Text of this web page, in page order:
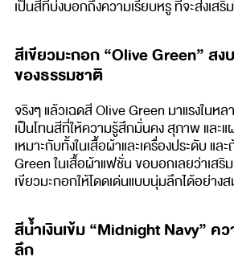
เป็นสีที่บ่งบอกถึงความเรียบหรู ที่จะส่งเ
สีเขียวมะกอก “Olive Green” ส
ของธรรมชาติ
จริงๆ แล้วเฉดสี Olive Green มาแรงในห
เป็นโทนสีที่ให้ความรู้สึกมั่นคง สุภาพ และ
เหมาะกับทั้งในเสื้อผ้าและเครื่องประดับ แล
Green ในเสื้อผ้าแฟชั่น ขอบอกเลยว่าเสริ
เขียวมะกอกให้โดดเด่นแบบนุ่มลึกได้อย่า
สีน้ำเงินเข้ม “Midnight Navy” ค
ลึก